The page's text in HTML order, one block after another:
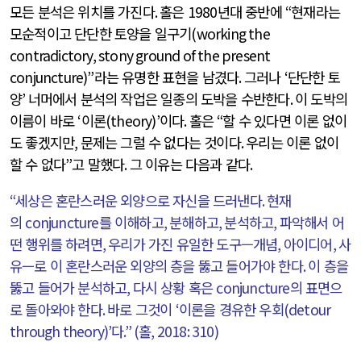
모든 분석은 위치를 가진다.홀은 1980년대 중반에 “현재라는
모순적이고 단단한 토양을 일구기(working the
contradictory, stony ground of the present
conjuncture)”라는 유명한 표현을 남겼다.그러나 ‘단단한 토
양’ 너머에서 분석의 작업은 일종의 도박을 수반한다.이 도박의
이름이 바로‘이론(theory)’이다.홀은“할 수 있다면 이론 없이
도 좋겠지만, 문제는 그럴 수 없다는 것이다.우리는 이론 없이
할 수 없다”고 말했다.그 이유는 다음과 같다.
“세상은 혼란스러운 외양으로 자신을 드러낸다.현재
의 conjuncture를 이해하고,분해하고,분석하고,파악해서 어
떤 행위를 하려면,우리가 가진 유일한 도구—개념, 아이디어,사
유—로 이 혼란스러운 외양의 층을 뚫고 들어가야 한다.이 층을
뚫고 들어가 분석하고, 다시 상황 혹은conjuncture의 표면으
로 돌아와야 한다.바로 그것이 ‘이론을 경유한 우회(detour
through theory)’다.” (홀, 2018: 310)